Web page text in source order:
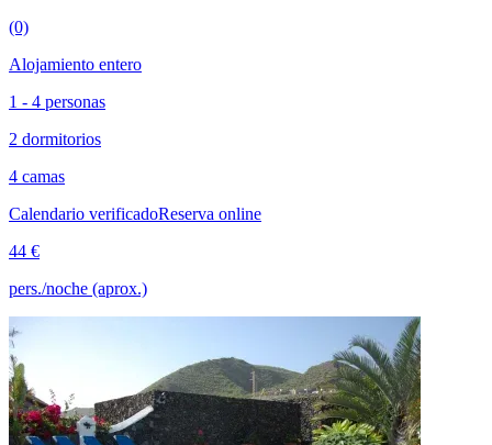
(0)
Alojamiento entero
1 - 4 personas
2 dormitorios
4 camas
Calendario verificadoReserva online
44 €
pers./noche (aprox.)